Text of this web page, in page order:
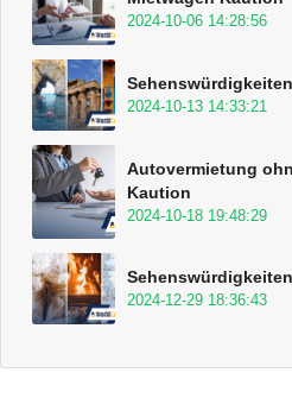
2024-10-06 14:28:56
2024-10-13 14:33:21
Autovermietung
Kaution
2024-10-18 19:48:29
2024-12-29 18:36:43